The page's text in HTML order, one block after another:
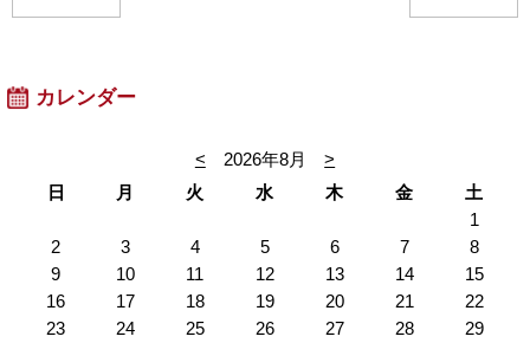
カレンダー
< 2026年8月
>
日
月 火 水 木 金
土
1
2
3 4 5 6 7
8
9
10 11 12 13 14
15
16
17 18 19 20 21
22
23
24 25 26 27 28
29